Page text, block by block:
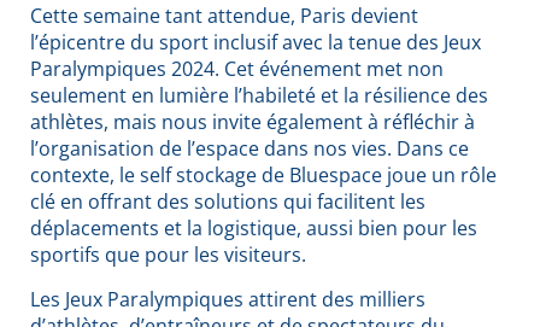
Cette semaine tant attendue, Paris devient
l’épicentre du sport inclusif avec la tenue des Jeux
Paralympiques 2024. Cet événement met non
seulement en lumière l’habileté et la résilience des
athlètes, mais nous invite également à réfléchir à
l’organisation de l’espace dans nos vies. Dans ce
contexte, le self stockage de Bluespace joue un rôle
clé en offrant des solutions qui facilitent les
déplacements et la logistique, aussi bien pour les
sportifs que pour les visiteurs.
Les Jeux Paralympiques attirent des milliers